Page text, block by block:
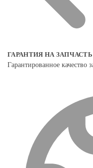
ГАРАНТИЯ НА
Гарантированное качество